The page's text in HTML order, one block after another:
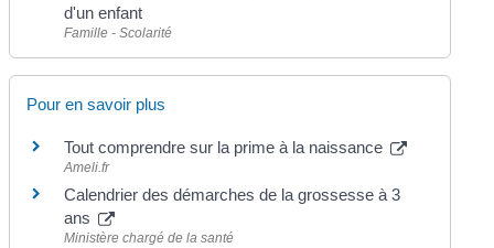
d'un enfant
Famille - Scolarité
Pour en savoir plus
Tout comprendre sur la prime à la naissance
Ameli.fr
Calendrier des démarches de la grossesse à 3
ans
Ministère chargé de la santé